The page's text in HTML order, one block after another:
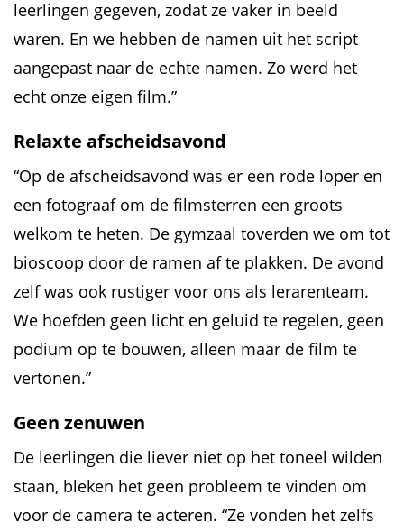
leerlingen gegeven, zodat ze vaker in beeld
waren. En we hebben de namen uit het script
aangepast naar de echte namen. Zo werd het
echt onze eigen film.”
Relaxte afscheidsavond
“Op de afscheidsavond was er een rode loper en
een fotograaf om de filmsterren een groots
welkom te heten. De gymzaal toverden we om tot
bioscoop door de ramen af te plakken. De avond
zelf was ook rustiger voor ons als lerarenteam.
We hoefden geen licht en geluid te regelen, geen
podium op te bouwen, alleen maar de film te
vertonen.”
Geen zenuwen
De leerlingen die liever niet op het toneel wilden
staan, bleken het geen probleem te vinden om
voor de camera te acteren. “Ze vonden het zelfs